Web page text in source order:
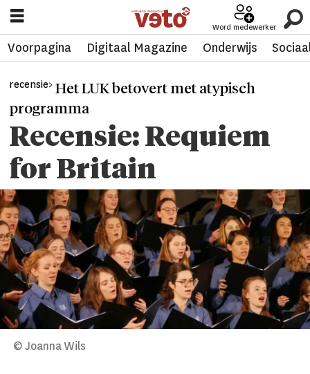
Word medewerker
Voorpagina Digitaal Magazine Onderwijs
recensie> Het LUK betovert met atypisch
programma
Recensie: Requiem
for Britain
© Joanna Wils